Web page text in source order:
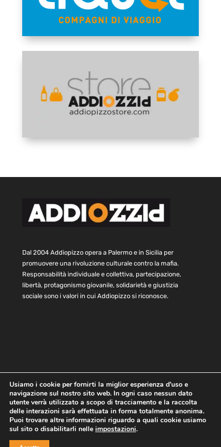
Dal 2004 Addiopizzo opera a Palermo e in Sicilia per
promuovere una rivoluzione culturale contro la mafia.
Responsabilità individuale e collettiva, partecipazione,
libertà, protagonismo giovanile, solidarietà e giustizia
sociale sono i valori in cui Addiopizzo si riconosce.
Home Statuto e bilancio
Contatti
Privacy
Cookie Child Protection Policy
Copyright © 2021 AddioPizzo | Tutti i diritti riservati | Sede
Usiamo i cookie per fornirti la miglior esperienza d'uso e
navigazione sul nostro sito web. In ogni caso nessun dato
utente verrà utilizzato a scopo di tracciamento e la raccolta
delle interazioni sarà effettuata in forma totalmente anonima.
Puoi trovare altre informazioni riguardo a quali cookie usiamo
sul sito o disabilitarli nelle impostazioni.